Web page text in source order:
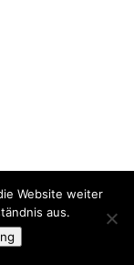
Website weiter
aus.